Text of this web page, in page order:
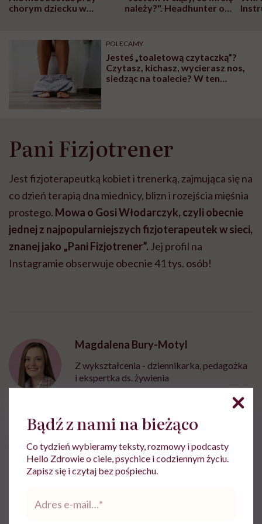
chorym dziecku w
może chyba tylko
głupota i brak
wyobraźni"
należy?". Headhunter o
pracy
POLECAMY
Jesteś „toaletową czytaczką”?
Czytasz, kichasz, wycierasz nos,
siedząc na toalecie? W ten
Pani Fizjotrener
Jest fizjoterapeutką kobiet i trenerką, zajmująca się na
co dzień terapią dna miednicy, blizn i rozejścia mięśnia
prostego. Mowa o Gosi Włodarczyk, czyli obecnie
jednej z najpopularniejszych fizjoterapeutek w sieci,
znanej jako „Pani Fizjotrener”. Jej profil na
Instagramie obserwuje obecnie 41 tys. osób!
Magdalena Bury-Motyl
Z wykształcenia - dziennikarka, pedagożka
i ekspertka ds. żywienia
Udostępnij
Fizjoterapia
Bądź z nami na bieżąco
Co tydzień wybieramy teksty, rozmowy i podcasty
Hello Zdrowie o ciele, psychice i codziennym życiu.
Zapisz się i czytaj bez pośpiechu.
*